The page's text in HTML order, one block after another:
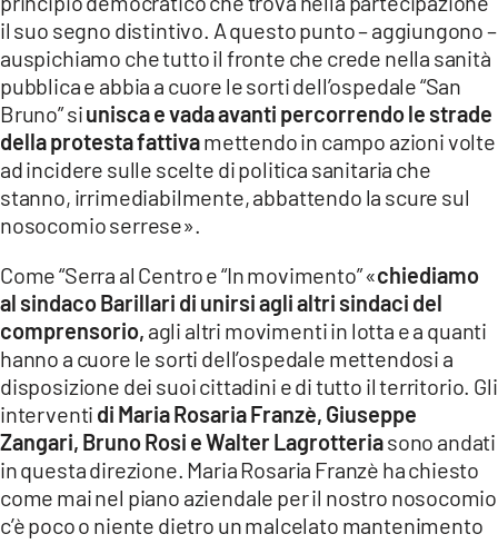
il suo segno distintivo. A questo punto – aggiungono –
auspichiamo che tutto il fronte che crede nella sanità
pubblica e abbia a cuore le sorti dell’ospedale “San
Bruno” siunisca e vada avanti percorrendo le strade
della protesta fattivamettendo in campo azioni volte
ad incidere sulle scelte di politica sanitaria che
stanno, irrimediabilmente, abbattendo la scure sul
nosocomio serrese».
Come “Serra al Centro e “In movimento” «chiediamo
al sindaco Barillari di unirsi agli altri sindaci del
comprensorio, agli altri movimenti in lotta e a quanti
hanno a cuore le sorti dell’ospedale mettendosi a
disposizione dei suoi cittadini e di tutto il territorio. Gli
interventi di Maria Rosaria Franzè, Giuseppe
Zangari, Bruno Rosi e Walter Lagrotteriasono andati
in questa direzione. Maria Rosaria Franzè ha chiesto
come mai nel piano aziendale per il nostro nosocomio
c’è poco o niente dietro un malcelato mantenimento